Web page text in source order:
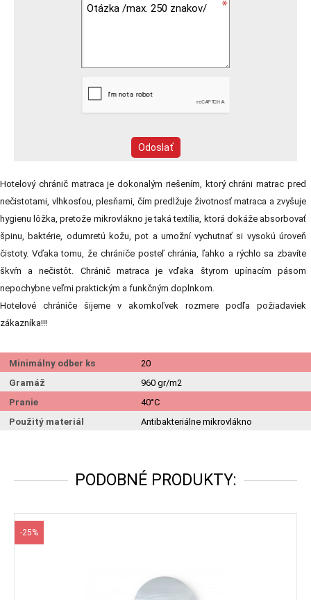
Hotelový chránič matraca je dokonalým riešením, ktorý chráni matrac pred
nečistotami, vlhkosťou, plesňami, čím predlžuje životnosť matraca a zvyšuje
hygienu lôžka, pretože mikrovlákno je taká textília, ktorá dokáže absorbovať
špinu, baktérie, odumretú kožu, pot a umožní vychutnať si vysokú úroveň
čistoty. Vďaka tomu, že chrániče posteľ chránia, ľahko a rýchlo sa zbavíte
škvŕn a nečistôt. Chránič matraca je vďaka štyrom upínacím pásom
nepochybne veľmi praktickým a funkčným doplnkom.
Hotelové chrániče šijeme v akomkoľvek rozmere podľa požiadaviek
zákazníka!!!
Minimálny odber ks
20
Gramáž
960 gr/m2
Pranie
40°C
Použitý materiál
Antibakteriálne mikrovlákno
PODOBNÉ PRODUKTY:
-25%